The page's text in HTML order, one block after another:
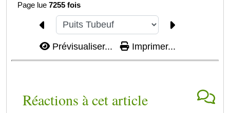
Page lue7255 fois
Prévisualiser... Imprimer...
Réactions à cet article